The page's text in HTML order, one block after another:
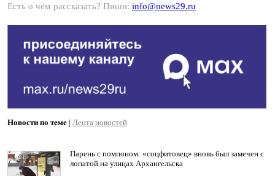
Есть о чём рассказать? Пиши: info@news29.ru
Новости по теме | Лента новостей
Парень с помпоном: «соцфитовец» вновь был замечен с
лопатой на улицах Архангельска